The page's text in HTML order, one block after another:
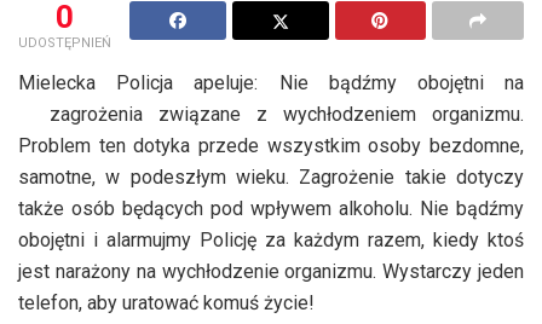
0
UDOSTĘPNIEŃ
Mielecka Policja apeluje: Nie bądźmy obojętni na
zagrożenia związane z wychłodzeniem organizmu.
Problem ten dotyka przede wszystkim osoby bezdomne,
samotne, w podeszłym wieku. Zagrożenie takie dotyczy
także osób będących pod wpływem alkoholu. Nie bądźmy
obojętni i alarmujmy Policję za każdym razem, kiedy ktoś
jest narażony na wychłodzenie organizmu. Wystarczy jeden
telefon, aby uratować komuś życie!